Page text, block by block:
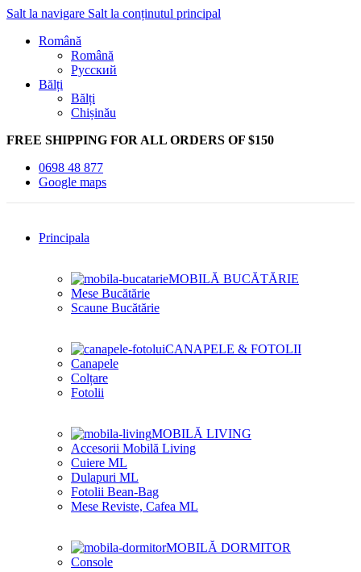
Salt la navigare Salt la conținutul principal
Română
Română
Русский
Bălți
Bălți
Chișinău
FREE SHIPPING FOR ALL ORDERS OF $150
0698 48 877
Google maps
Principala
MOBILĂ BUCĂTĂRIE
Mese Bucătărie
Scaune Bucătărie
CANAPELE & FOTOLII
Canapele
Colțare
Fotolii
MOBILĂ LIVING
Accesorii Mobilă Living
Cuiere ML
Dulapuri ML
Fotolii Bean-Bag
Mese Reviste, Cafea ML
MOBILĂ DORMITOR
Console